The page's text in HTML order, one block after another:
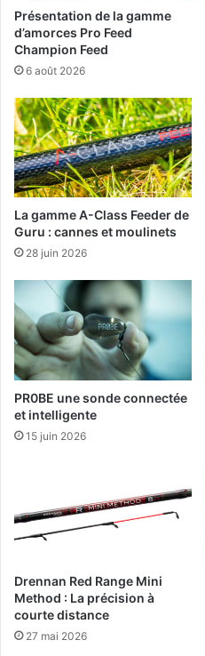
u
p
p
u
r
l
e
s
3
5
p
ê
h
e
u
r
s
.
r
a
u
f
e
d
e
r
F
r
a
n
ç
i
s
?
E
d
i
t
i
o
2
Présentation de la gamme
d’amorces Pro Feed
Champion Feed
6 août 2026
La gamme A-Class Feeder de
Guru : cannes et moulinets
28 juin 2026
PR0BE une sonde connectée
et intelligente
15 juin 2026
Drennan Red Range Mini
Method : La précision à
courte distance
27 mai 2026